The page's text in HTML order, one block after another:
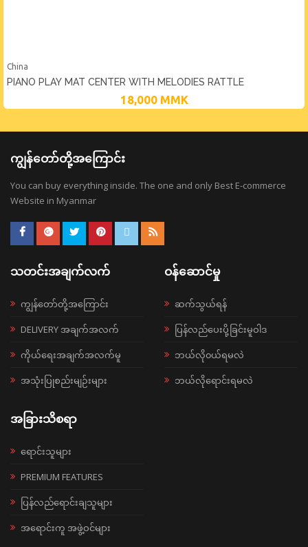
China
PIANO PLAY MAT CENTER WITH MELODIES RATTLE
18,000 MMK
ကျွန်တော်တို့အကြောင်း
You can buy everything inside. The one and only Best E-commerce
Website in Myanmar
သတင်းအချက်လက်
ကျွန်တော်တို့အကြောင်း
DELIVERY အချက်အလက်
ကိုယ်ရေးအချက်အလက်မူ
အသုံးပြုစည်းမျဉ်းများ
ဝန်ဆောင်မှု
ဆက်သွယ်ရန်
ပြန်လည်ပေးပို့ခြင်းမူဝါဒ
ဘယ်လို၀ယ်ရမလဲ
ဘယ်လိုရောင်းရမလဲ
အခြားသိစရာ
ရောင်းသူများ
PREMIUM FEATURES
ပြန်လည်ရောင်းချသူများ
အရောင်းကူ အဖွဲ့ဝင်များ